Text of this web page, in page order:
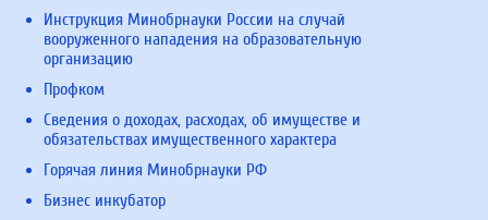
Инструкция Минобрнауки России на случай
вооруженного нападения на образовательную
организацию
Профком
Сведения о доходах, расходах, об имуществе и
обязательствах имущественного характера
Горячая линия Минобрнауки РФ
Бизнес инкубатор